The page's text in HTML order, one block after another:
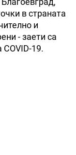
в страната
и
- заети са
COVID-19.